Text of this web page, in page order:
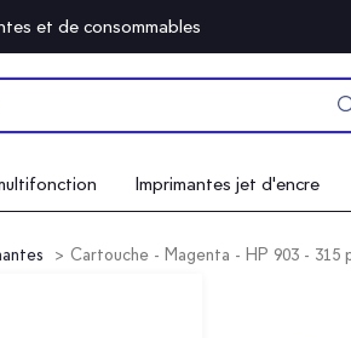
et de consommables
Imprimantes jet d'encre
Cartouche - Magenta - HP 903 - 315